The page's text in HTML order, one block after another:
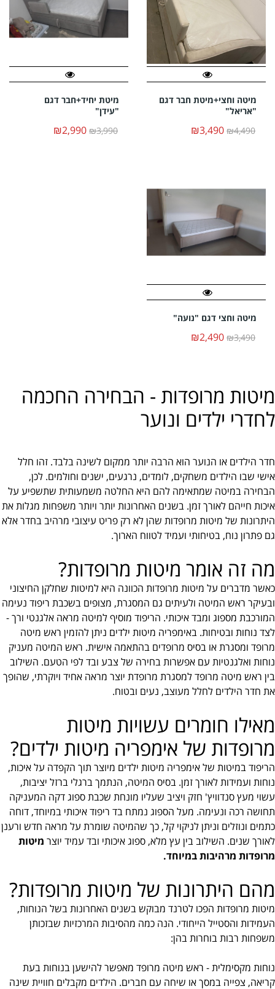
מיטה וחצי+מיטת חבר דגם
"אריאל"
₪4,490
₪3,490
מיטת יחיד+חבר דגם
"עידן"
₪3,990
₪2,990
מיטה וחצי דגם "נועה"
₪3,490
₪2,490
מיטות מרופדות - הבחירה החכמה
לחדרי ילדים ונוער
חדר הילדים או הנוער הוא הרבה יותר ממקום לשינה בלבד. זהו חלל
אישי שבו הילדים משחקים, לומדים, נרגעים, ישנים וחולמים. לכן,
הבחירה במיטה שמתאימה להם היא החלטה משמעותית שתשפיע על
איכות חייהם לאורך זמן. בשנים האחרונות יותר ויותר משפחות מגלות את
היתרונות של מיטות מרופדות שהן לא רק פריט עיצובי מרהיב בחדר אלא
גם פתרון נוח, בטיחותי ועמיד לטווח הארוך.
מה זה אומר מיטות מרופדות?
כאשר מדברים על מיטות מרופדות הכוונה היא למיטות שחלקן החיצוני
ובעיקר ראש המיטה ולעיתים גם המסגרת, מצופים בשכבת ריפוד נעימה
המורכבת מספוג ומבד איכותי. הריפוד מוסיף למיטה מראה אלגנטי ורך -
לצד נוחות ובטיחות. באימפריה מיטות ילדים ניתן להזמין ראש מיטה
מרופד ומסגרת או בסיס מרופדים בהתאמה אישית. ראש המיטה מעניק
נוחות ואלגנטיות עם אפשרות בחירה של צבע ובד לפי הטעם. השילוב
בין ראש מיטה מרופד למסגרת מרופדת יוצר מראה אחיד ויוקרתי, שהופך
את חדר הילדים לחלל מעוצב, נעים ובטוח.
מאילו חומרים עשויות מיטות
מרופדות של אימפריה מיטות ילדים?
הריפוד במיטות של אימפריה מיטות ילדים מיוצר תוך הקפדה על איכות,
נוחות ועמידות לאורך זמן. בסיס המיטה, הנתמך ברגלי ברזל יציבות,
עשוי מעץ סנדוויץ' חזק ויציב שעליו מונחת שכבת ספוג דקה המעניקה
תחושה רכה ונעימה. מעל הספוג נמתח בד ריפוד איכותי במיוחד, דוחה
כתמים ונוזלים וניתן לניקוי קל, כך שהמיטה שומרת על מראה חדש ורענן
לאורך שנים. השילוב בין עץ מלא, ספוג איכותי ובד עמיד יוצר מיטות
מרופדות מרהיבות במיוחד.
מהם היתרונות של מיטות מרופדות?
מיטות מרופדות הפכו לטרנד מבוקש בשנים האחרונות בשל הנוחות,
העמידות והסטייל הייחודי. הנה כמה מהסיבות המרכזיות שבזכותן
משפחות רבות בוחרות בהן:
נוחות מקסימלית - ראש מיטה מרופד מאפשר להישען בנוחות בעת
קריאה, צפייה במסך או שיחה עם חברים. הילדים מקבלים חוויית שינה